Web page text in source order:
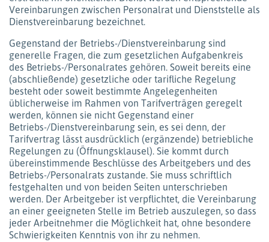
Vereinbarungen zwischen Personalrat und Dienststelle als
Dienstvereinbarung bezeichnet.
Gegenstand der Betriebs-/Dienstvereinbarung sind
generelle Fragen, die zum gesetzlichen Aufgabenkreis
des Betriebs-/Personalrates gehören. Soweit bereits eine
(abschließende) gesetzliche oder tarifliche Regelung
besteht oder soweit bestimmte Angelegenheiten
üblicherweise im Rahmen von Tarifverträgen geregelt
werden, können sie nicht Gegenstand einer
Betriebs-/Dienstvereinbarung sein, es sei denn, der
Tarifvertrag lässt ausdrücklich (ergänzende) betriebliche
Regelungen zu (Öffnungsklausel). Sie kommt durch
übereinstimmende Beschlüsse des Arbeitgebers und des
Betriebs-/Personalrats zustande. Sie muss schriftlich
festgehalten und von beiden Seiten unterschrieben
werden. Der Arbeitgeber ist verpflichtet, die Vereinbarung
an einer geeigneten Stelle im Betrieb auszulegen, so dass
jeder Arbeitnehmer die Möglichkeit hat, ohne besondere
Schwierigkeiten Kenntnis von ihr zu nehmen.